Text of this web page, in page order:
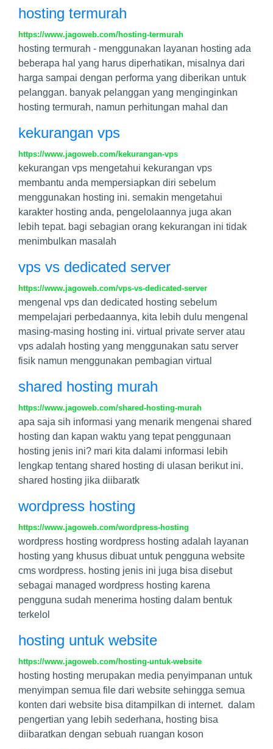
hosting termurah
https://www.jagoweb.com/hosting-termurah
hosting termurah - menggunakan layanan hosting ada
beberapa hal yang harus diperhatikan, misalnya dari
harga sampai dengan performa yang diberikan untuk
pelanggan. banyak pelanggan yang menginginkan
hosting termurah, namun perhitungan mahal dan
kekurangan vps
https://www.jagoweb.com/kekurangan-vps
kekurangan vps mengetahui kekurangan vps
membantu anda mempersiapkan diri sebelum
menggunakan hosting ini. semakin mengetahui
karakter hosting anda, pengelolaannya juga akan
lebih tepat. bagi sebagian orang kekurangan ini tidak
menimbulkan masalah
vps vs dedicated server
https://www.jagoweb.com/vps-vs-dedicated-server
mengenal vps dan dedicated hosting sebelum
mempelajari perbedaannya, kita lebih dulu mengenal
masing-masing hosting ini. virtual private server atau
vps adalah hosting yang menggunakan satu server
fisik namun menggunakan pembagian virtual
shared hosting murah
https://www.jagoweb.com/shared-hosting-murah
apa saja sih informasi yang menarik mengenai shared
hosting dan kapan waktu yang tepat penggunaan
hosting jenis ini? mari kita dalami informasi lebih
lengkap tentang shared hosting di ulasan berikut ini.
shared hosting jika diibaratk
wordpress hosting
https://www.jagoweb.com/wordpress-hosting
wordpress hosting wordpress hosting adalah layanan
hosting yang khusus dibuat untuk pengguna website
cms wordpress. hosting jenis ini juga bisa disebut
sebagai managed wordpress hosting karena
pengguna sudah menerima hosting dalam bentuk
terkelol
hosting untuk website
https://www.jagoweb.com/hosting-untuk-website
hosting hosting merupakan media penyimpanan untuk
menyimpan semua file dari website sehingga semua
konten dari website bisa ditampilkan di internet. dalam
pengertian yang lebih sederhana, hosting bisa
diibaratkan dengan sebuah ruangan koson